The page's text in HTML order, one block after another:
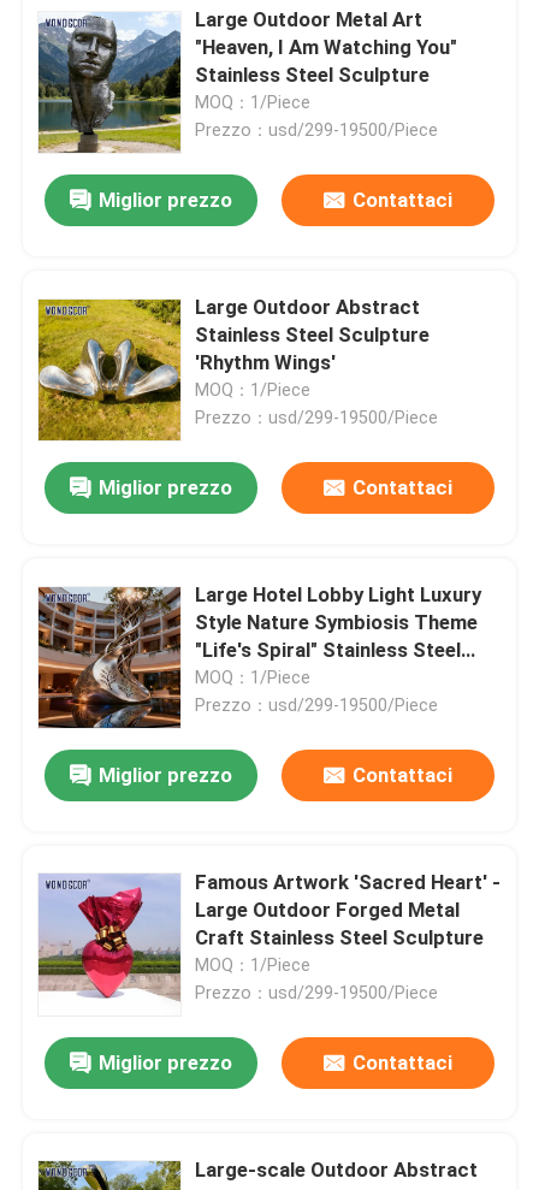
Prodotti
Chi siamo
Fatory Tour
Contattaci
notizie
Tutti i casi
Scultura forgiata del metallo
Le statue bronzee scolpiscono
Scultura bronzea su ordinazione
Scultura della fontana
Reception di lusso
Arte di lusso della mobilia
Large Outdoor Metal Art
"Heaven, I Am Watching You"
Stainless Steel Sculpture
MOQ：1/Piece
Prezzo：usd/299-19500/Piece
Miglior prezzo Contattaci
Large Outdoor Abstract
Stainless Steel Sculpture
'Rhythm Wings'
MOQ：1/Piece
Prezzo：usd/299-19500/Piece
Miglior prezzo Contattaci
Large Hotel Lobby Light Luxury
Style Nature Symbiosis Theme
"Life's Spiral" Stainless Steel
Sculpture
MOQ：1/Piece
Prezzo：usd/299-19500/Piece
Miglior prezzo Contattaci
Famous Artwork 'Sacred Heart' -
Large Outdoor Forged Metal
Craft Stainless Steel Sculpture
MOQ：1/Piece
Prezzo：usd/299-19500/Piece
Miglior prezzo Contattaci
Large-scale Outdoor Abstract